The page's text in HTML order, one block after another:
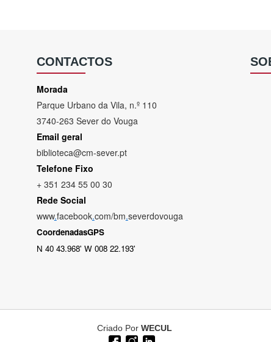
CONTACTOS
Morada
Parque Urbano da Vila, n.º 110
3740-263 Sever do Vouga
Email geral
biblioteca@cm-sever.pt
Telefone Fixo
+ 351 234 55 00 30
Rede Social
www.facebook.com/bm.severdovouga
CoordenadasGPS
N 40 43.968' W 008 22.193'
Criado Por WECUL